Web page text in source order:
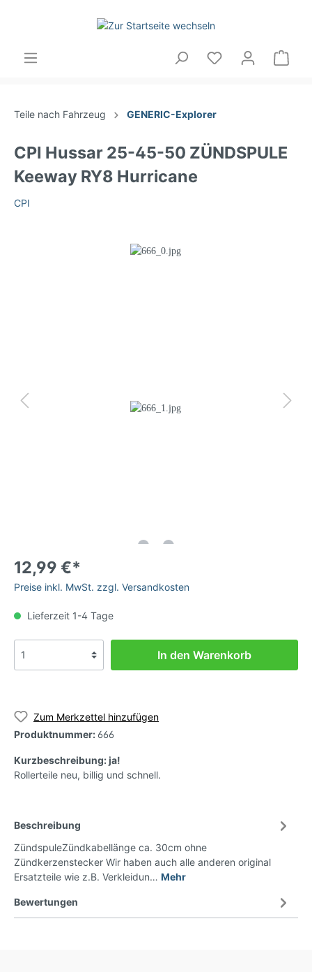
Teile nach Fahrzeug GENERIC-Explorer
CPI Hussar 25-45-50 ZÜNDSPULE
Keeway RY8 Hurricane
CPI
12,99 €*
Preise inkl. MwSt. zzgl. Versandkosten
Lieferzeit 1-4 Tage
In den Warenkorb
Zum Merkzettel hinzufügen
Produktnummer: 666
Kurzbeschreibung: ja!
Rollerteile neu, billig und schnell.
Beschreibung
ZündspuleZündkabellänge ca. 30cm ohne
Zündkerzenstecker Wir haben auch alle anderen original
Ersatzteile wie z.B. Verkleidun… Mehr
Bewertungen